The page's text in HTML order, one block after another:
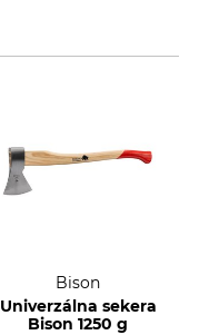
Bison
Univerzálna sekera
Bison 1250 g